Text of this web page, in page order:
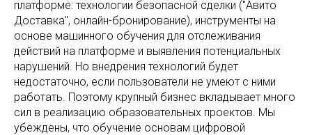
платформе: технологии безопасной сделки ("Авито
Доставка", онлайн-бронирование), инструменты на
основе машинного обучения для отслеживания
действий на платформе и выявления потенциальных
нарушений. Но внедрения технологий будет
недостаточно, если пользователи не умеют с ними
работать. Поэтому крупный бизнес вкладывает много
сил в реализацию образовательных проектов. Мы
убеждены, что обучение основам цифровой